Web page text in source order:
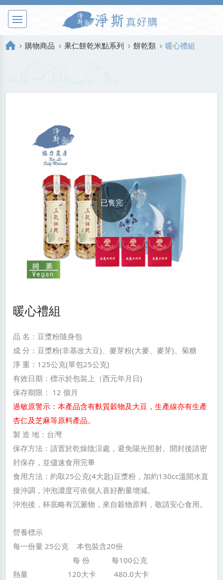
購物商品 果仁餅乾米點系列 餅乾類 暖心禮組
暖心禮組
品 名：豆漿粉隨身包
成 分：豆漿粉(非基改大豆)、麥芽粉(大麥、麥芽)、菊糖
淨 重：125公克(單包25公克)
有效日期：標示於包裝上（西元年月日)
保存期限： 12 個月
過敏原警示：本產品含有麩質穀物及大豆，生產線亦有生產
杏仁及芝麻等原料產品。
製 造 地：台灣
保存方法：請置於乾燥陰涼處，避免陽光照射。開封後請密
封保存，並儘速食用完畢
食用方法：約取25公克(4大匙)豆漿粉，加約130cc溫開水直
接沖調，沖泡濃度可依個人喜好酌量增減。
沖泡後，杯底略有沉澱物，來自穀物原料，敬請安心食用。
營養標示
每一份量 25公克 本包裝含20份
每 份 每100公克
熱量 120大卡 480.0大卡